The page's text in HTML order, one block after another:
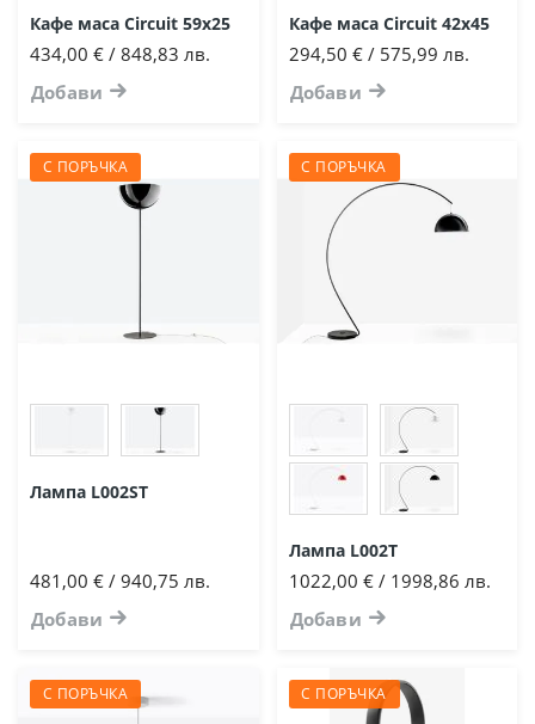
Кафе маса Circuit 59х25
434,00 € / 848,83 лв.
Добави
Кафе маса Circuit 42х45
294,50 € / 575,99 лв.
Добави
С ПОРЪЧКА
Лампа L002ST
481,00 € / 940,75 лв.
Добави
С ПОРЪЧКА
Лампа L002T
1022,00 € / 1998,86 лв.
Добави
С ПОРЪЧКА С ПОРЪЧКА